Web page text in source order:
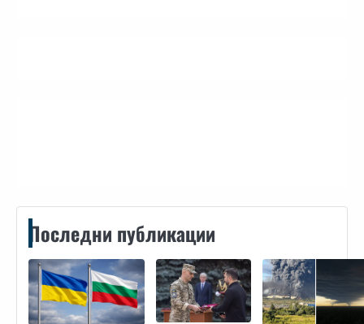
Последни публикации